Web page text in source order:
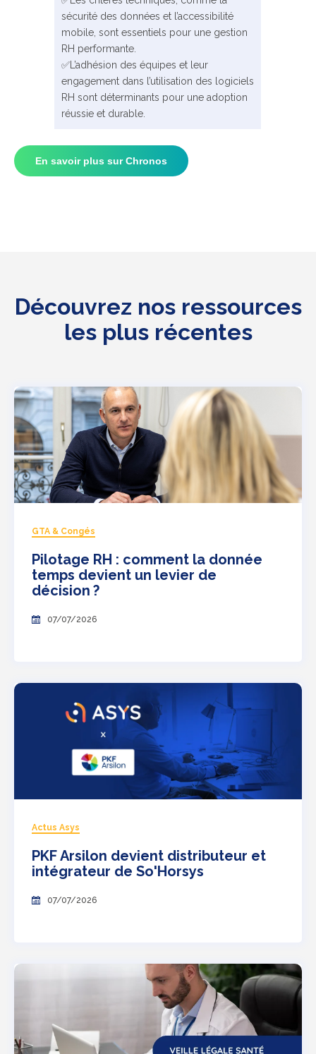
sécurité des données et l’accessibilité
mobile, sont essentiels pour une gestion
RH performante.
✅L’adhésion des équipes et leur
engagement dans l’utilisation des logiciels
RH sont déterminants pour une adoption
réussie et durable.
En savoir plus sur Chronos
Découvrez nos ressources
les plus récentes
GTA & Congés
Pilotage RH : comment la donnée
temps devient un levier de
décision ?
07/07/2026
Actus Asys
PKF Arsilon devient distributeur et
intégrateur de So'Horsys
07/07/2026